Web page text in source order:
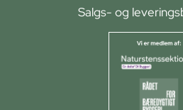
Salgs- og